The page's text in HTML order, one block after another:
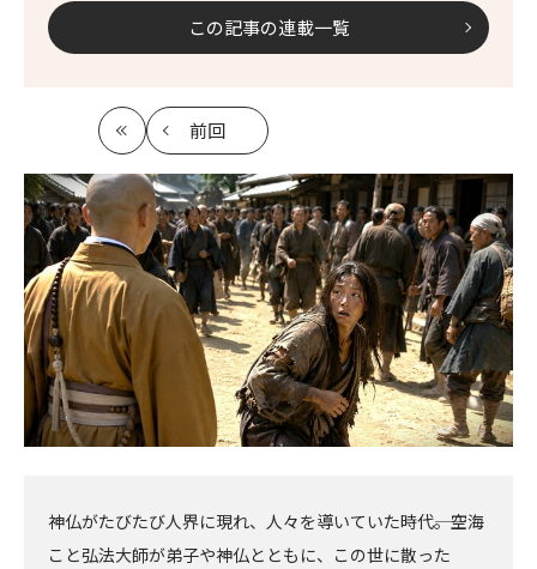
この記事の連載一覧
最
初
前回
記
事
へ
神仏がたびたび人界に現れ、人々を導いていた時代――。空海
こと弘法大師が弟子や神仏とともに、この世に散った